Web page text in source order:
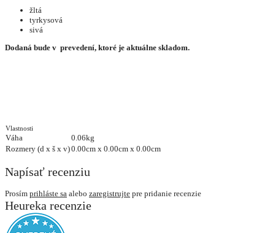
žltá
tyrkysová
sivá
Dodaná bude v prevedení, ktoré je aktuálne skladom.
Vlastnosti
Váha
0.06kg
Rozmery (d x š x v)0.00cm x 0.00cm x 0.00cm
Napísať recenziu
Prosím prihláste sa alebo zaregistrujte pre pridanie recenzie
Heureka recenzie